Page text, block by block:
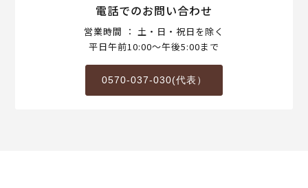
電話でのお問い合わせ
営業時間 ： 土・日・祝日を除く
平日午前10:00～午後5:00まで
0570-037-030(代表）